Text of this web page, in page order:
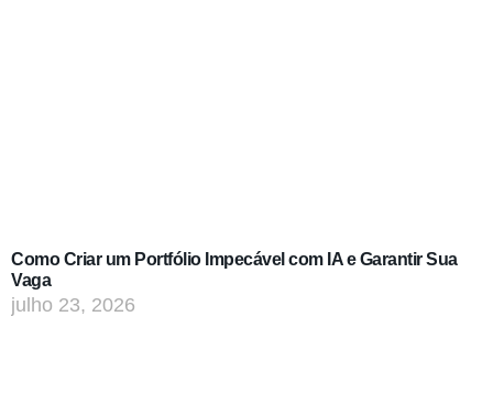
Como Criar um Portfólio Impecável com IA e Garantir Sua
Vaga
julho 23, 2026